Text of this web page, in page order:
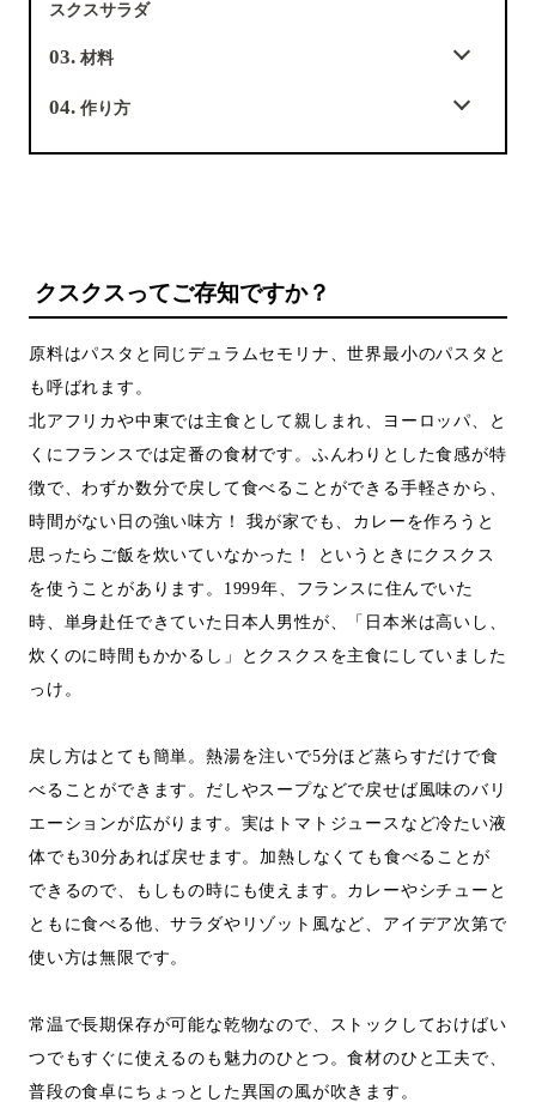
スクスサラダ
03. 材料
04. 作り方
クスクスってご存知ですか？
原料はパスタと同じデュラムセモリナ、世界最小のパスタと
も呼ばれます。
北アフリカや中東では主食として親しまれ、ヨーロッパ、と
くにフランスでは定番の食材です。ふんわりとした食感が特
徴で、わずか数分で戻して食べることができる手軽さから、
時間がない日の強い味方！ 我が家でも、カレーを作ろうと
思ったらご飯を炊いていなかった！ というときにクスクス
を使うことがあります。1999年、フランスに住んでいた
時、単身赴任できていた日本人男性が、「日本米は高いし、
炊くのに時間もかかるし」とクスクスを主食にしていました
っけ。
戻し方はとても簡単。熱湯を注いで5分ほど蒸らすだけで食
べることができます。だしやスープなどで戻せば風味のバリ
エーションが広がります。実はトマトジュースなど冷たい液
体でも30分あれば戻せます。加熱しなくても食べることが
できるので、もしもの時にも使えます。カレーやシチューと
ともに食べる他、サラダやリゾット風など、アイデア次第で
使い方は無限です。
常温で長期保存が可能な乾物なので、ストックしておけばい
つでもすぐに使えるのも魅力のひとつ。食材のひと工夫で、
普段の食卓にちょっとした異国の風が吹きます。